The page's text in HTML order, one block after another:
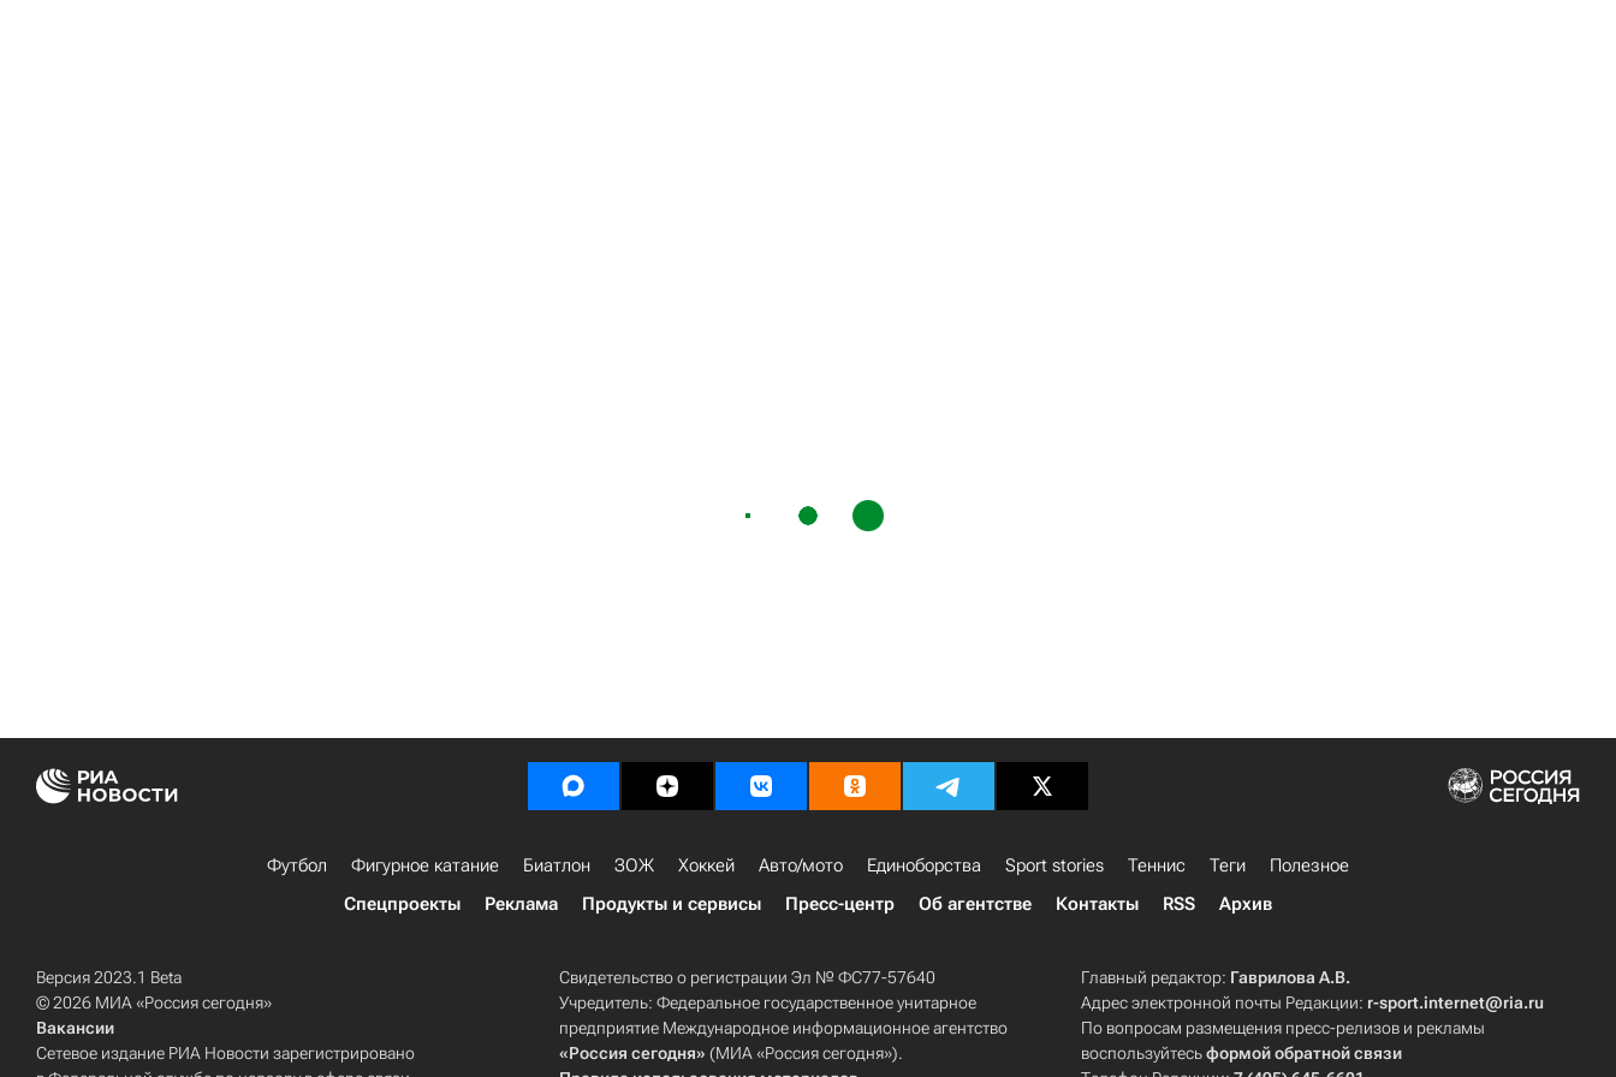
Футбол Фигурное катание Биатлон ЗОЖ Хоккей Авто/мото Единоборства Sport stories Теннис Теги
Полезное
Спецпроекты
Реклама Продукты и сервисы Пресс-центр Об агентстве Контакты RSS Архив
Версия 2023.1 Beta
© 2026 МИА «Россия сегодня»
Вакансии
Сетевое издание РИА Новости зарегистрировано
Свидетельство о регистрации Эл № ФС77-57640
Учредитель: Федеральное государственное унитарное
предприятие Международное информационное агентство
«Россия сегодня» (МИА «Россия сегодня»).
Главный редактор: Гаврилова А.В.
Адрес электронной почты Редакции: r-sport.internet@ria.ru
По вопросам размещения пресс-релизов и рекламы
воспользуйтесьформой обратной связи